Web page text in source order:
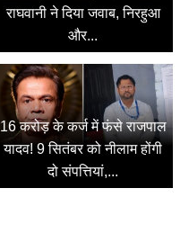
राघवानी ने दिया जवाब, निरहुआ
और...
16 करोड़ के कर्ज में फंसे राजपाल
यादव! 9 सितंबर को नीलाम होंगी
दो संपत्तियां,...